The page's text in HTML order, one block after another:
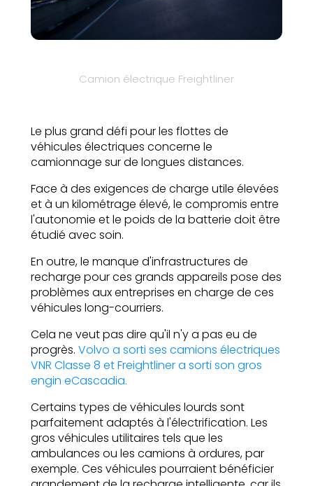
Camion électrique Freightliner
Le plus grand défi pour les flottes de
véhicules électriques concerne le
camionnage sur de longues distances.
Face à des exigences de charge utile élevées
et à un kilométrage élevé, le compromis entre
l'autonomie et le poids de la batterie doit être
étudié avec soin.
En outre, le manque d'infrastructures de
recharge pour ces grands appareils pose des
problèmes aux entreprises en charge de ces
véhicules long-courriers.
Cela ne veut pas dire qu'il n'y a pas eu de
progrès.Volvo a sorti ses camions électriques
VNR Classe 8 et Freightliner a sorti son gros
engin eCascadia.
Certains types de véhicules lourds sont
parfaitement adaptés à l'électrification. Les
gros véhicules utilitaires tels que les
ambulances ou les camions à ordures, par
exemple. Ces véhicules pourraient bénéficier